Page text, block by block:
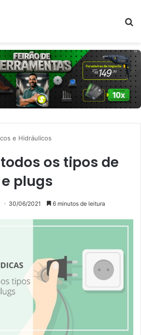
e Hidráulicos
os tipos de
plugs
30/06/2021 6 minutos de leitura